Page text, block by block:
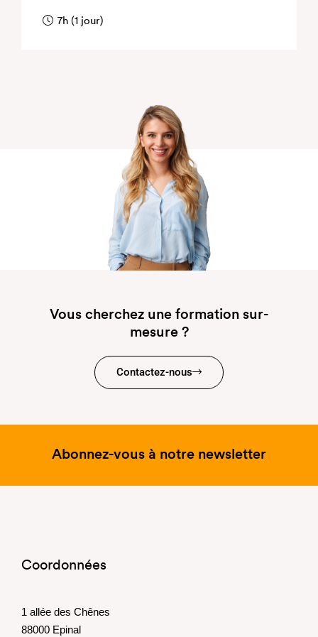
7h (1 jour)
Vous cherchez une formation sur-
mesure ?
Contactez-nous
Abonnez-vous à notre newsletter
Coordonnées
1 allée des Chênes
88000 Epinal